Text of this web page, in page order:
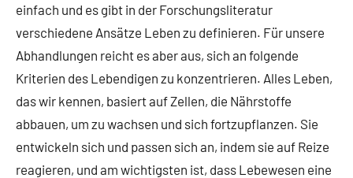
einfach und es gibt in der Forschungsliteratur
verschiedene Ansätze Leben zu definieren. Für unsere
Abhandlungen reicht es aber aus, sich an folgende
Kriterien des Lebendigen zu konzentrieren. Alles Leben,
das wir kennen, basiert auf Zellen, die Nährstoffe
abbauen, um zu wachsen und sich fortzupflanzen. Sie
entwickeln sich und passen sich an, indem sie auf Reize
reagieren, und am wichtigsten ist, dass Lebewesen eine